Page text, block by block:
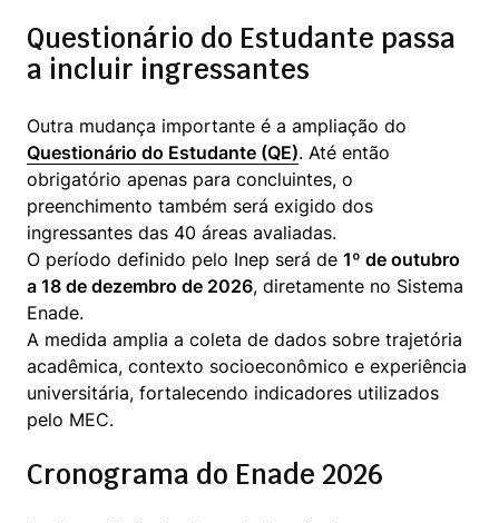
Questionário do Estudante passa
a incluir ingressantes
Questionário do Estudante (QE). Até então
obrigatório apenas para concluintes, o
preenchimento também será exigido dos
ingressantes das 40 áreas avaliadas.
O período definido pelo Inep será de 1º de outubro
a 18 de dezembro de 2026, diretamente no Sistema
Enade.
A medida amplia a coleta de dados sobre trajetória
acadêmica, contexto socioeconômico e experiência
universitária, fortalecendo indicadores utilizados
pelo MEC.
Cronograma do Enade 2026